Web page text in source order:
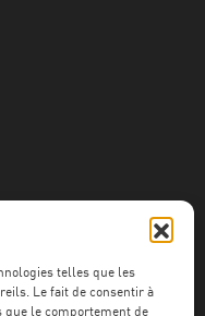
telles que les
Le fait de consentir à
que le comportement de